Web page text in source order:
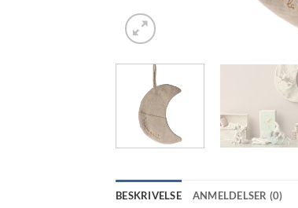
BESKRIVELSE ANMELDELSER (0)